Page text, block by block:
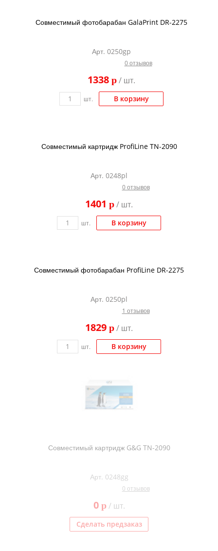
Совместимый фотобарабан GalaPrint DR-2275
Арт. 0250gp
0 отзывов
1338 p/ шт.
шт. В корзину
Совместимый картридж ProfiLine TN-2090
Арт. 0248pl
0 отзывов
1401 p/ шт.
шт. В корзину
Совместимый фотобарабан ProfiLine DR-2275
Арт. 0250pl
1 отзывов
1829 p/ шт.
шт. В корзину
Совместимый картридж G&G TN-2090
Арт. 0248gg
0 отзывов
0 p/ шт.
Сделать предзаказ